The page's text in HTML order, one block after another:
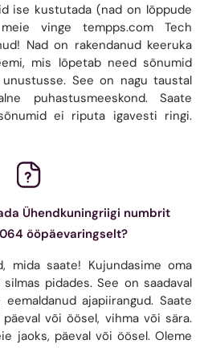
ise kustutada (nad on lõppude
vinge tempps.com Tech
Nad on rakendanud keeruka
mis lõpetab need sõnumid
See on nagu taustal
puhastusmeeskond. Saate
ei riputa igavesti ringi.
Ühendkuningriigi numbrit
ööpäevaringselt?
mida saate! Kujundasime oma
pidades. See on saadaval
ajapiirangud. Saate
või öösel, vihma või sära.
jaoks, päeval või öösel. Oleme